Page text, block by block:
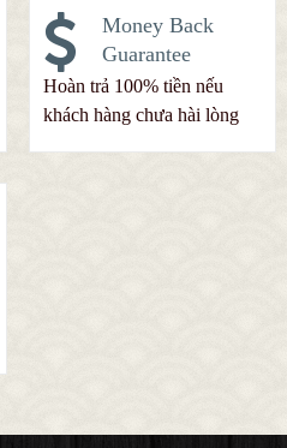
Money Back
Guarantee
Hoàn trả 100% tiền nếu
khách hàng chưa hài lòng